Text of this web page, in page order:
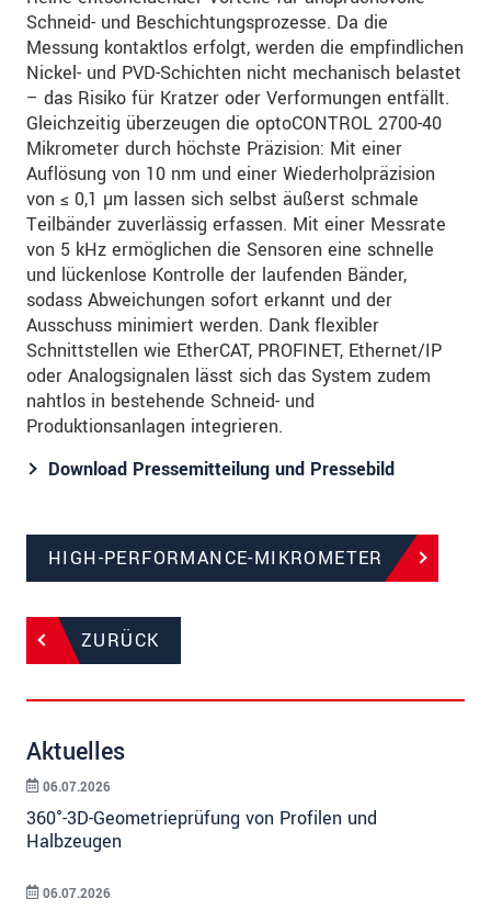
Schneid- und Beschichtungsprozesse. Da die
Messung kontaktlos erfolgt, werden die empfindlichen
Nickel- und PVD-Schichten nicht mechanisch belastet
– das Risiko für Kratzer oder Verformungen entfällt.
Gleichzeitig überzeugen die optoCONTROL 2700-40
Mikrometer durch höchste Präzision: Mit einer
Auflösung von 10 nm und einer Wiederholpräzision
von ≤ 0,1 µm lassen sich selbst äußerst schmale
Teilbänder zuverlässig erfassen. Mit einer Messrate
von 5 kHz ermöglichen die Sensoren eine schnelle
und lückenlose Kontrolle der laufenden Bänder,
sodass Abweichungen sofort erkannt und der
Ausschuss minimiert werden. Dank flexibler
Schnittstellen wie EtherCAT, PROFINET, Ethernet/IP
oder Analogsignalen lässt sich das System zudem
nahtlos in bestehende Schneid- und
Produktionsanlagen integrieren.
Download Pressemitteilung und Pressebild
HIGH-PERFORMANCE-MIKROMETER
ZURÜCK
Aktuelles
360°-3D-Geometrieprüfung von Profilen und
Halbzeugen
06.07.2026
06.07.2026